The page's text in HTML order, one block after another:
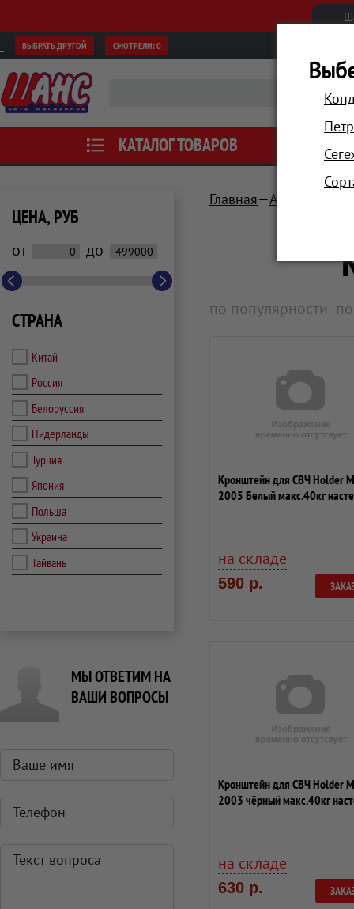
ВЫБРАТЬ ДРУГОЙ СМОТРЕЛИ:0
КАТАЛОГ ТОВАРОВ АКЦИИ
ЦЕНА, РУБ
от до
СТРАНА
Китай
Россия
Белоруссия
Нидерланды
Турция
Япония
Польша
Украина
Тайвань
МЫ ОТВЕТИМ НА
ВАШИ ВОПРОСЫ
Главная Аксессуары
по популярности
Кронштейн для СВЧ Holder
2005 Белый макс.40кг
на складе
590 р.
Кронштейн для СВЧ Holder
2003 чёрный макс.40кг
на складе
630 р.